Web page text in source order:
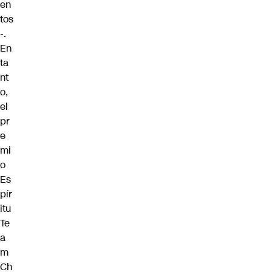
en
tos
-.
En
ta
nt
o,
el
pr
e
mi
o
Es
pír
itu
Te
a
m
Ch